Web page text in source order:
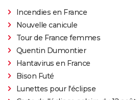
Incendies en France
Nouvelle canicule
Tour de France femmes
Quentin Dumontier
Hantavirus en France
Bison Futé
Lunettes pour l'éclipse